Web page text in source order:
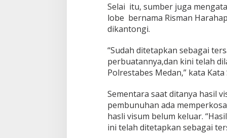
s
a
n
Selai itu, sumber juga
lobe bernama Risman
dikantongi.
“Sudah ditetapkan sebagai
perbuatannya,dan kini telah
Polrestabes Medan,” kata Kata
Sementara saat ditanya hasil
pembunuhan ada
hasli visum belum keluar.
ini telah ditetapkan sebagai